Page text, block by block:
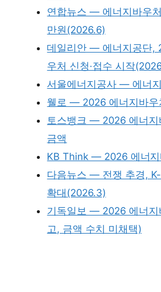
연합뉴스 — 에너지바우
만원(2026.6)
데일리안 — 에너지공단,
우처 신청·접수 시작
서울에너지공사 — 에너
웰로 — 2026 에너지바우
토스뱅크 — 2026 에너지
금액
KB Think — 2026 에너
다음뉴스 — 전쟁 추경, K-
확대(2026.3)
기독일보 — 2026 에너지
고, 금액 수치 미채택)